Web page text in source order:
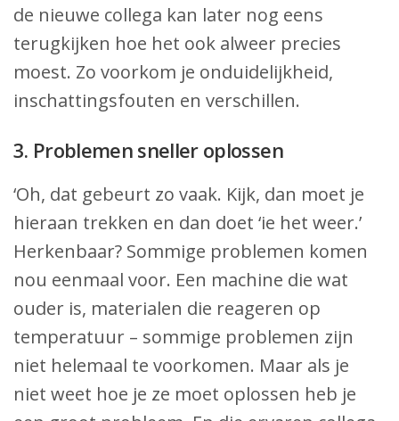
de nieuwe collega kan later nog eens
terugkijken hoe het ook alweer precies
moest. Zo voorkom je onduidelijkheid,
inschattingsfouten en verschillen.
3. Problemen sneller oplossen
‘Oh, dat gebeurt zo vaak. Kijk, dan moet je
hieraan trekken en dan doet ‘ie het weer.’
Herkenbaar? Sommige problemen komen
nou eenmaal voor. Een machine die wat
ouder is, materialen die reageren op
temperatuur – sommige problemen zijn
niet helemaal te voorkomen. Maar als je
niet weet hoe je ze moet oplossen heb je